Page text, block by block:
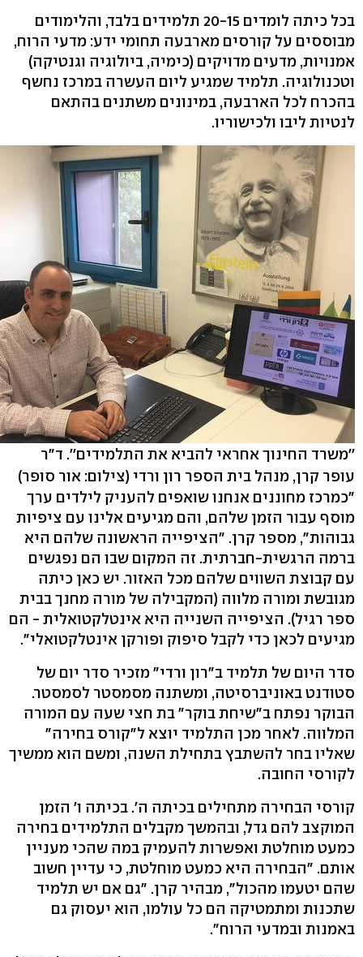
בכל כיתה לומדים 20-15 תלמידים בלבד, והלימודים
מבוססים על קורסים מארבעה תחומי ידע: מדעי הרוח,
אמנויות, מדעים מדויקים (כימיה, ביולוגיה וגנטיקה)
וטכנולוגיה. תלמיד שמגיע ליום העשרה במרכז נחשף
בהכרח לכל הארבעה, במינונים משתנים בהתאם
לנטיות ליבו ולכישוריו.
''משרד החינוך אחראי להביא את התלמידים''. ד"ר
עופר קרן, מנהל בית הספר רון ורדי (צילום: אור סופר)
"כמרכז מחוננים אנחנו שואפים להעניק לילדים ערך
מוסף עבור הזמן שלהם, והם מגיעים אלינו עם ציפיות
גבוהות", מספר קרן. "הציפייה הראשונה שלהם היא
ברמה הרגשית-חברתית. זה המקום שבו הם נפגשים
עם קבוצת השווים שלהם מכל האזור. יש כאן כיתה
מגובשת ומורה מלווה (המקבילה של מורה מחנך בבית
ספר רגיל). הציפייה השנייה היא אינטלקטואלית - הם
מגיעים לכאן כדי לקבל סיפוק ופורקן אינטלקטואלי".
סדר היום של תלמיד ב"רון ורדי" מזכיר סדר יום של
סטודנט באוניברסיטה, ומשתנה מסמסטר לסמסטר.
הבוקר נפתח ב"שיחת בוקר" בת חצי שעה עם המורה
המלווה. לאחר מכן התלמיד יוצא ל"קורס בחירה"
שאליו בחר להשתבץ בתחילת השנה, ומשם הוא ממשיך
לקורסי החובה.
קורסי הבחירה מתחילים בכיתה ה'. בכיתה ו' הזמן
המוקצב להם גדל, ובהמשך מקבלים התלמידים בחירה
כמעט מוחלטת ואפשרות להעמיק במה שהכי מעניין
אותם. "הבחירה היא כמעט מוחלטת, כי עדיין חשוב
שהם יטעמו מהכול", מבהיר קרן. "גם אם יש תלמיד
שתכנות ומתמטיקה הם כל עולמו, הוא יעסוק גם
באמנות ובמדעי הרוח".